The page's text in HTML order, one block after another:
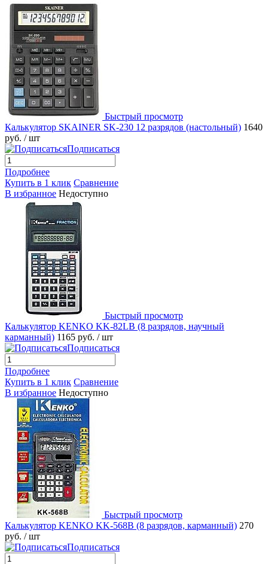
Быстрый просмотр
Калькулятор SKAINER SK-230 12 разрядов (настольный) 1640
руб. / шт
Подписаться
Подробнее
Купить в 1 клик Сравнение
В избранное Недоступно
Быстрый просмотр
Калькулятор KENKO KK-82LB (8 разрядов, научный
карманный) 1165 руб. / шт
Подписаться
Подробнее
Купить в 1 клик Сравнение
В избранное Недоступно
Быстрый просмотр
Калькулятор KENKO KK-568B (8 разрядов, карманный) 270
руб. / шт
Подписаться